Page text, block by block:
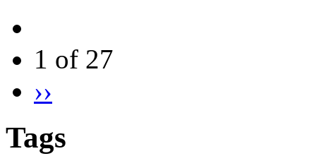
1 of 27
››
Tags